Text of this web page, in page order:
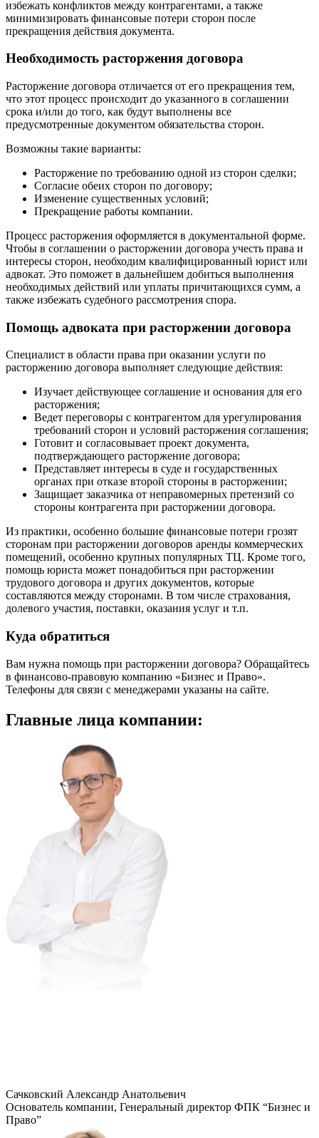
избежать конфликтов между контрагентами, а также
минимизировать финансовые потери сторон после
прекращения действия документа.
Необходимость расторжения договора
Расторжение договора отличается от его прекращения тем,
что этот процесс происходит до указанного в соглашении
срока и/или до того, как будут выполнены все
предусмотренные документом обязательства сторон.
Возможны такие варианты:
Расторжение по требованию одной из сторон сделки;
Согласие обеих сторон по договору;
Изменение существенных условий;
Прекращение работы компании.
Процесс расторжения оформляется в документальной форме.
Чтобы в соглашении о расторжении договора учесть права и
интересы сторон, необходим квалифицированный юрист или
адвокат. Это поможет в дальнейшем добиться выполнения
необходимых действий или уплаты причитающихся сумм, а
также избежать судебного рассмотрения спора.
Помощь адвоката при расторжении договора
Специалист в области права при оказании услуги по
расторжению договора выполняет следующие действия:
Изучает действующее соглашение и основания для его
расторжения;
Ведет переговоры с контрагентом для урегулирования
требований сторон и условий расторжения соглашения;
Готовит и согласовывает проект документа,
подтверждающего расторжение договора;
Представляет интересы в суде и государственных
органах при отказе второй стороны в расторжении;
Защищает заказчика от неправомерных претензий со
стороны контрагента при расторжении договора.
Из практики, особенно большие финансовые потери грозят
сторонам при расторжении договоров аренды коммерческих
помещений, особенно крупных популярных ТЦ. Кроме того,
помощь юриста может понадобиться при расторжении
трудового договора и других документов, которые
составляются между сторонами. В том числе страхования,
долевого участия, поставки, оказания услуг и т.п.
Куда обратиться
Вам нужна помощь при расторжении договора? Обращайтесь
в финансово-правовую компанию «Бизнес и Право».
Телефоны для связи с менеджерами указаны на сайте.
Главные лица компании:
Сачковский Александр Анатольевич
Основатель компании, Генеральный директор ФПК “Бизнес и
Право”